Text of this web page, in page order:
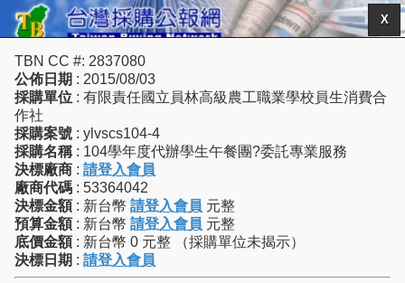
X
TBN CC #: 2837080
公佈日期 : 2015/08/03
採購單位 : 有限責任國立員林高級農工職業學校員生消費合
作社
採購案號 : ylvscs104-4
採購名稱 : 104學年度代辦學生午餐團?委託專業服務
決標廠商 : 請登入會員
廠商代碼 : 53364042
決標金額 : 新台幣 請登入會員 元整
預算金額 : 新台幣 請登入會員 元整
底價金額 : 新台幣 0 元整 （採購單位未揭示）
決標日期 : 請登入會員